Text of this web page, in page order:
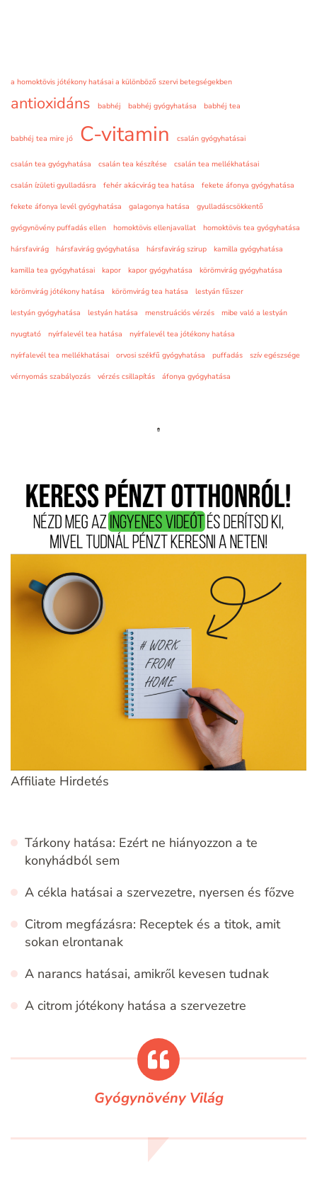
a homoktövis jótékony hatásai a különböző szervi betegségekben
antioxidáns babhéj babhéj gyógyhatása babhéj tea
babhéj tea mire jó C-vitamin csalán gyógyhatásai
csalán tea gyógyhatása csalán tea készítése
csalán tea mellékhatásai
csalán ízületi gyulladásra
fehér akácvirág tea hatása
fekete áfonya gyógyhatása
fekete áfonya levél gyógyhatása
galagonya hatása
gyulladáscsökkentő
gyógynövény puffadás ellen
homoktövis ellenjavallat
homoktövis tea gyógyhatása
hársfavirág
hársfavirág gyógyhatása hársfavirág szirup
kamilla gyógyhatása
kamilla tea gyógyhatásai
kapor kapor gyógyhatása
körömvirág gyógyhatása
körömvirág jótékony hatása
körömvirág tea hatása
lestyán fűszer
lestyán gyógyhatása
lestyán hatása menstruációs vérzés
mibe való a lestyán
nyugtató
nyírfalevél tea hatása
nyírfalevél tea jótékony hatása
nyírfalevél tea mellékhatásai
orvosi székfű gyógyhatása puffadás
szív egészsége
vérnyomás szabályozás
vérzés csillapítás áfonya gyógyhatása
Affiliate Hirdetés
Tárkony hatása: Ezért ne hiányozzon a te
konyhádból sem
A cékla hatásai a szervezetre, nyersen és főzve
Citrom megfázásra: Receptek és a titok, amit
sokan elrontanak
A narancs hatásai, amikről kevesen tudnak
A citrom jótékony hatása a szervezetre
Gyógynövény Világ